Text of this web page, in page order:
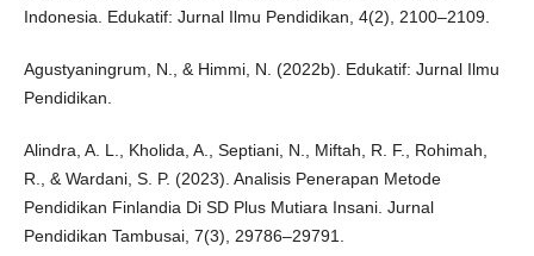
Indonesia. Edukatif: Jurnal Ilmu Pendidikan, 4(2), 2100–2109.
Agustyaningrum, N., & Himmi, N. (2022b). Edukatif: Jurnal Ilmu
Pendidikan.
Alindra, A. L., Kholida, A., Septiani, N., Miftah, R. F., Rohimah,
R., & Wardani, S. P. (2023). Analisis Penerapan Metode
Pendidikan Finlandia Di SD Plus Mutiara Insani. Jurnal
Pendidikan Tambusai, 7(3), 29786–29791.